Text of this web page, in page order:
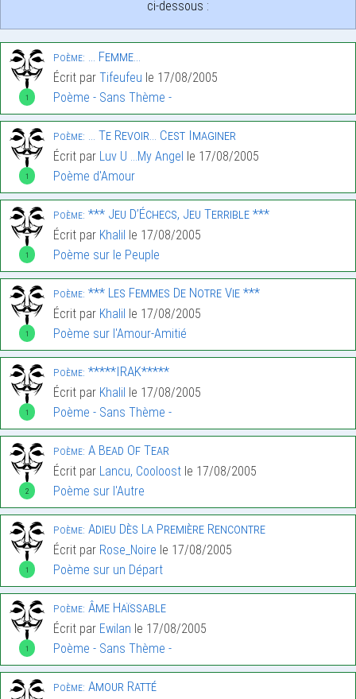
ci-dessous :
1
Poème: … Femme…
Écrit par Tifeufeu le 17/08/2005
Poème - Sans Thème -
1
Poème: … Te Revoir… Cest Imaginer
Écrit par Luv U ...My Angel
le 17/08/2005
Poème d'Amour
1
Poème: *** Jeu D’Échecs, Jeu Terrible ***
Écrit par Khalil
le 17/08/2005
Poème sur le Peuple
1
Poème: *** Les Femmes De Notre Vie ***
Écrit par Khalil
le 17/08/2005
Poème sur l'Amour-Amitié
1
Poème: *****IRAK*****
Écrit par Khalil
le 17/08/2005
Poème - Sans Thème -
2
Poème: A Bead Of Tear
Écrit par Lancu, Cooloost le 17/08/2005
Poème sur l'Autre
1
Poème: Adieu Dès La Première Rencontre
Écrit par Rose_Noire le 17/08/2005
Poème sur un Départ
1
Poème: Âme Haïssable
Écrit par Ewilan le 17/08/2005
Poème - Sans Thème -
Poème: Amour Ratté